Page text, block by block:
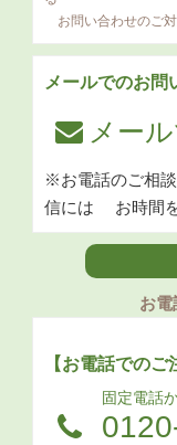
お問い合わせのご対
メールでのお問
メー
※お電話のご相
信には お時間を
お電
【お電話でのご
固定電話